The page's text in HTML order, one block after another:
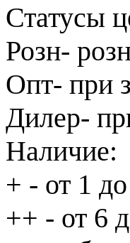
Статусы
Розн-
Опт- при
Дилер-
Наличие:
+ - от 1
++ - от 6